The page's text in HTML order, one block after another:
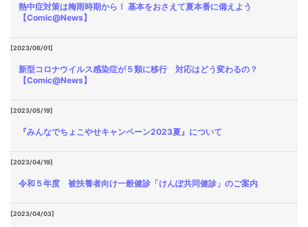
熱中症対策は梅雨時期から！ 基本をおさえて夏本番に備えよう
【Comic@News】
[2023/06/01]
新型コロナウイルス感染症が５類に移行 対応はどう変わるの？
【Comic@News】
[2023/05/19]
『みんなでちょこやせキャンペーン2023夏』について
[2023/04/19]
令和５年度 被扶養者向け一般健診「けんぽ共同健診」のご案内
[2023/04/03]